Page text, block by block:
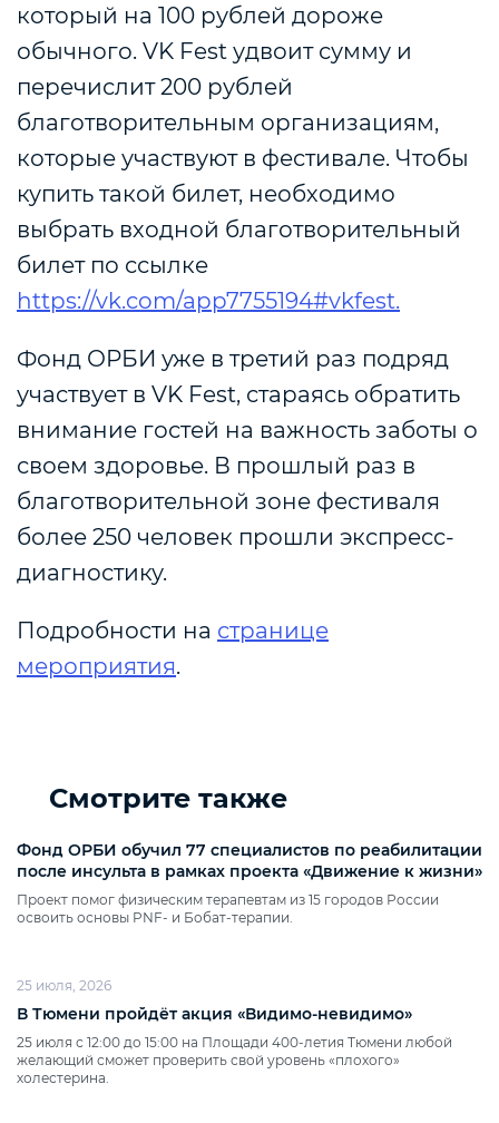
который на 100 рублей дороже
обычного. VK Fest удвоит сумму и
перечислит 200 рублей
благотворительным организациям,
которые участвуют в фестивале. Чтобы
купить такой билет, необходимо
выбрать входной благотворительный
билет по ссылке
https://vk.com/app7755194#vkfest.
Фонд ОРБИ уже в третий раз подряд
участвует в VK Fest, стараясь обратить
внимание гостей на важность заботы о
своем здоровье. В прошлый раз в
благотворительной зоне фестиваля
более 250 человек прошли экспресс-
диагностику.
Подробности на странице
мероприятия.
Смотрите также
Фонд ОРБИ обучил 77 специалистов по реабилитации
после инсульта в рамках проекта «Движение к жизни»
Проект помог физическим терапевтам из 15 городов России
освоить основы PNF‑ и Бобат‑терапии.
25 июля, 2026
В Тюмени пройдёт акция «Видимо‑невидимо»
25 июля с 12:00 до 15:00 на Площади 400‑летия Тюмени любой
желающий сможет проверить свой уровень «плохого»
холестерина.